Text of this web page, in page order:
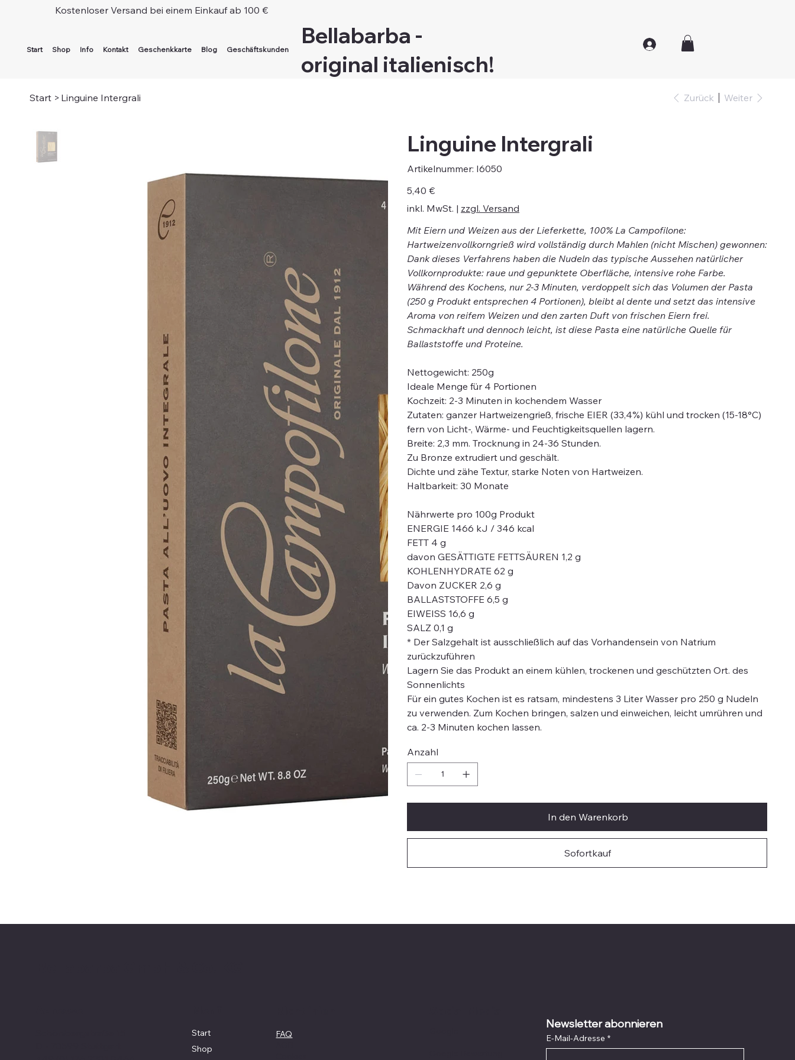
Kostenloser Versand bei einem Einkauf ab 100 €
Start Shop Info Kontakt Geschenkkarte Blog Geschäftskunden
Bellabarba -
original italienisch!
Start > Linguine Intergrali Zurück Weiter
Linguine Intergrali
Artikelnummer: Artikelnummer:
I6050
I6050
Preis
5,40 €
inkl. MwSt. | zzgl. Versand
Mit Eiern und Weizen aus der Lieferkette, 100% La Campofilone:
Hartweizenvollkorngrieß wird vollständig durch Mahlen (nicht Mischen) gewonnen:
Dank dieses Verfahrens haben die Nudeln das typische Aussehen natürlicher
Vollkornprodukte: raue und gepunktete Oberfläche, intensive rohe Farbe.
Während des Kochens, nur 2-3 Minuten, verdoppelt sich das Volumen der Pasta
(250 g Produkt entsprechen 4 Portionen), bleibt al dente und setzt das intensive
Aroma von reifem Weizen und den zarten Duft von frischen Eiern frei.
Schmackhaft und dennoch leicht, ist diese Pasta eine natürliche Quelle für
Ballaststoffe und Proteine.
Nettogewicht: 250g
Ideale Menge für 4 Portionen
Kochzeit: 2-3 Minuten in kochendem Wasser
Zutaten: ganzer Hartweizengrieß, frische EIER (33,4%) kühl und trocken (15-18°C)
fern von Licht-, Wärme- und Feuchtigkeitsquellen lagern.
Breite: 2,3 mm. Trocknung in 24-36 Stunden.
Zu Bronze extrudiert und geschält.
Dichte und zähe Textur, starke Noten von Hartweizen.
Haltbarkeit: 30 Monate
Nährwerte pro 100g Produkt
ENERGIE 1466 kJ / 346 kcal
FETT 4 g
davon GESÄTTIGTE FETTSÄUREN 1,2 g
KOHLENHYDRATE 62 g
Davon ZUCKER 2,6 g
BALLASTSTOFFE 6,5 g
EIWEISS 16,6 g
SALZ 0,1 g
* Der Salzgehalt ist ausschließlich auf das Vorhandensein von Natrium
zurückzuführen
Lagern Sie das Produkt an einem kühlen, trockenen und geschützten Ort. des
Sonnenlichts
Für ein gutes Kochen ist es ratsam, mindestens 3 Liter Wasser pro 250 g Nudeln
zu verwenden. Zum Kochen bringen, salzen und einweichen, leicht umrühren und
ca. 2-3 Minuten kochen lassen.
Anzahl
In den Warenkorb
Sofortkauf
Start
Shop
FAQ
Newsletter abonnieren
E-Mail-Adresse *